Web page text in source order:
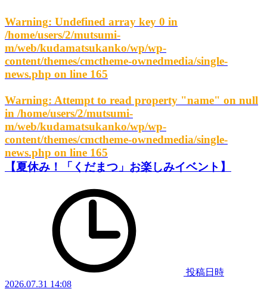
Warning: Undefined array key 0 in
/home/users/2/mutsumi-
m/web/kudamatsukanko/wp/wp-
content/themes/cmctheme-ownedmedia/single-
news.php on line 165
Warning: Attempt to read property "name" on null
in /home/users/2/mutsumi-
m/web/kudamatsukanko/wp/wp-
content/themes/cmctheme-ownedmedia/single-
news.php on line 165
【夏休み！「くだまつ」お楽しみイベント】
投稿日時
2026.07.31 14:08